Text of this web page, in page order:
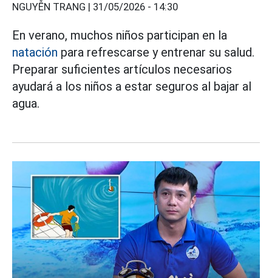
NGUYỄN TRANG | 31/05/2026 - 14:30
En verano, muchos niños participan en la
natación para refrescarse y entrenar su salud.
Preparar suficientes artículos necesarios
ayudará a los niños a estar seguros al bajar al
agua.